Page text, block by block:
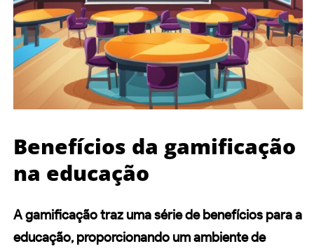
Benefícios da gamificação
na educação
A gamificação traz uma série de benefícios para a
educação, proporcionando um ambiente de